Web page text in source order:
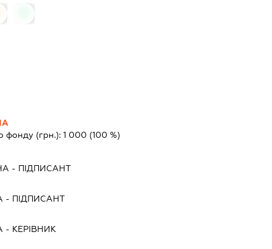
фонду (грн.): 1 000 (100 %)
- ПІДПИСАНТ
- ПІДПИСАНТ
- КЕРІВНИК